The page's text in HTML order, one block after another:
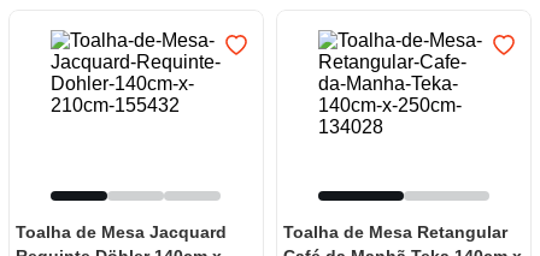
Toalha de Mesa Jacquard
Toalha de Mesa Retangular